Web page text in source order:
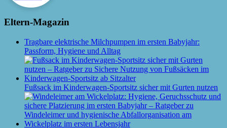
Eltern-Magazin
Tragbare elektrische Milchpumpen im ersten Babyjahr:
Passform, Hygiene und Alltag
Fußsack im Kinderwagen-Sportsitz sicher mit Gurten nutzen